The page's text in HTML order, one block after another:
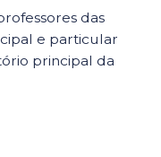
das
e particular
principal da